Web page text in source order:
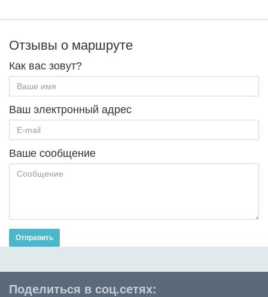
Отзывы о маршруте
Как вас зовут?
Ваш электронный адрес
Ваше сообщение
Отправить
Поделиться в соц.сетях: